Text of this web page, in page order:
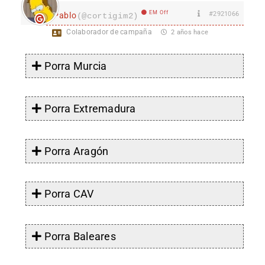
Pablo(@cortigim2) EM Off #2921066
Colaborador de campaña 2 años hace
Porra Murcia
Porra Extremadura
Porra Aragón
Porra CAV
Porra Baleares